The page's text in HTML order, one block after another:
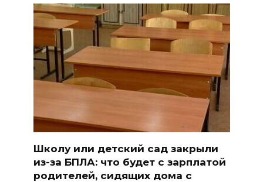
Школу или детский сад закрыли
из-за БПЛА: что будет с зарплатой
родителей, сидящих дома с